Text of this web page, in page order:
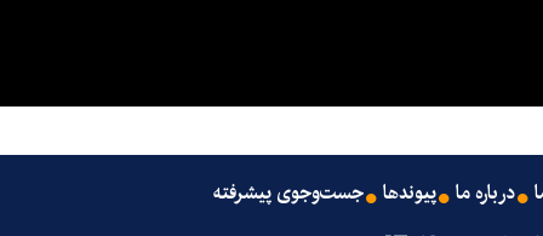
درباره ما پیوندها جست‌وجوی پیشرفته